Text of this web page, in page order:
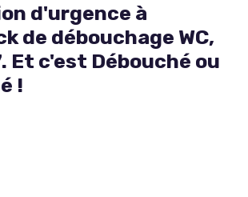
d'urgence à
de débouchage WC,
Et c'est Débouché ou
!